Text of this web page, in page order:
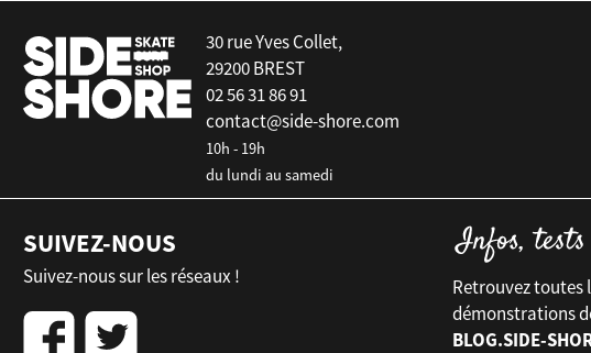
30 rue Yves Collet,
29200 BREST
02 56 31 86 91
contact@side-shore.com
10h - 19h
du lundi au samedi
SUIVEZ-NOUS
Suivez-nous sur les réseaux !
Retrouvez toutes
démonstrations
BLOG.SIDE-